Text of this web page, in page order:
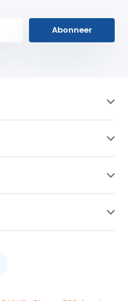
Abonneer